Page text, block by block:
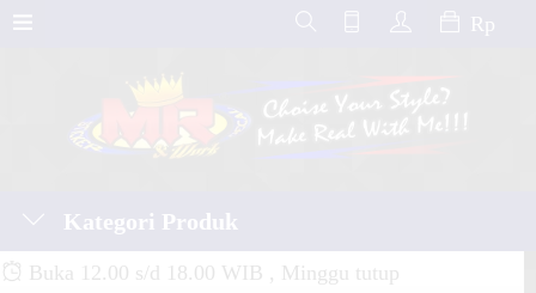
Rp
Kategori Produk
Buka 12.00 s/d 18.00 WIB , Minggu tutup